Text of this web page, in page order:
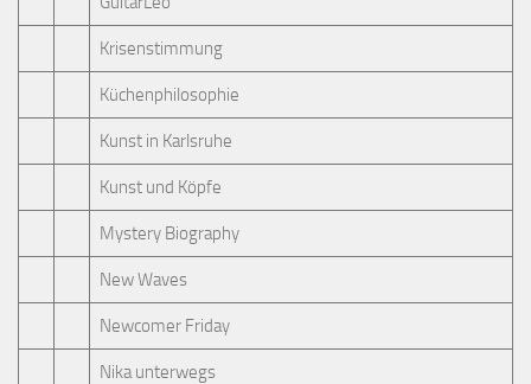
Krisenstimmung
Küchenphilosophie
Kunst in Karlsruhe
Kunst und Köpfe
Mystery Biography
New Waves
Newcomer Friday
Nika unterwegs